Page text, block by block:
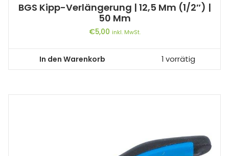
BGS Kipp-Verlängerung | 12,5 Mm (1/2″) |
50 Mm
€5,00 inkl. MwSt.
In den Warenkorb 1 vorrätig